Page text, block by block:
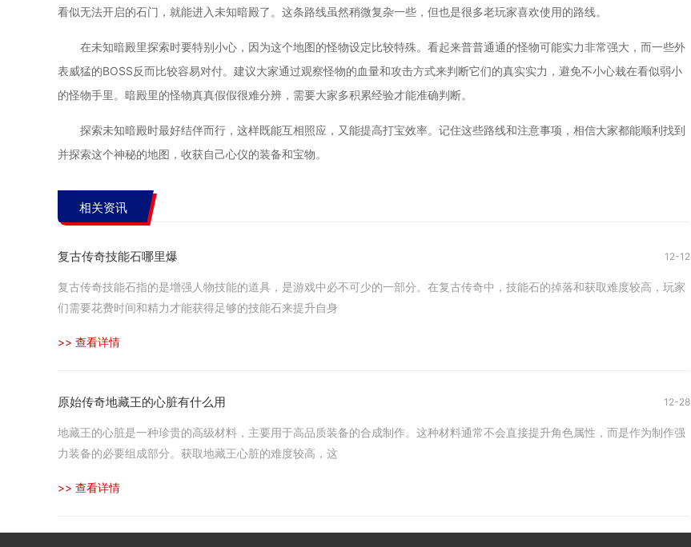
看似无法开启的石门，就能进入未知暗殿了。这条路线虽然稍微复杂一些，但也是很多老玩家喜欢使用的路线。
在未知暗殿里探索时要特别小心，因为这个地图的怪物设定比较特殊。看起来普普通通的怪物可能实力非常强大，而一些外
表威猛的BOSS反而比较容易对付。建议大家通过观察怪物的血量和攻击方式来判断它们的真实实力，避免不小心栽在看似弱小
的怪物手里。暗殿里的怪物真真假假很难分辨，需要大家多积累经验才能准确判断。
探索未知暗殿时最好结伴而行，这样既能互相照应，又能提高打宝效率。记住这些路线和注意事项，相信大家都能顺利找到
并探索这个神秘的地图，收获自己心仪的装备和宝物。
相关资讯
复古传奇技能石哪里爆 12-12
复古传奇技能石指的是增强人物技能的道具，是游戏中必不可少的一部分。在复古传奇中，技能石的掉落和获取难度较高，玩家
们需要花费时间和精力才能获得足够的技能石来提升自身
>> 查看详情
原始传奇地藏王的心脏有什么用 12-28
地藏王的心脏是一种珍贵的高级材料，主要用于高品质装备的合成制作。这种材料通常不会直接提升角色属性，而是作为制作强
力装备的必要组成部分。获取地藏王心脏的难度较高，这
>> 查看详情